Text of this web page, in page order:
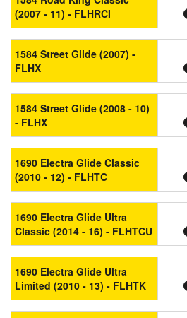
(2007 - 11) - FLHRCI
1584 Street Glide (2007) -
FLHX
1584 Street Glide (2008 - 10)
- FLHX
1690 Electra Glide Classic
(2010 - 12) - FLHTC
1690 Electra Glide Ultra
Classic (2014 - 16) - FLHTCU
1690 Electra Glide Ultra
Limited (2010 - 13) - FLHTK